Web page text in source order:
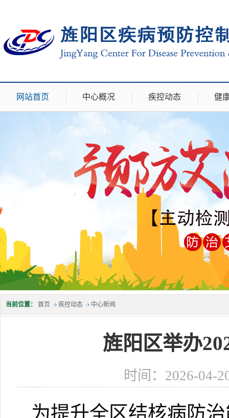
网站首页 中心概况 疾控动态 健
当前位置： 首页 疾控动态 中心新闻
旌阳区举办
时间：2026-04-
为提升全区结核病防